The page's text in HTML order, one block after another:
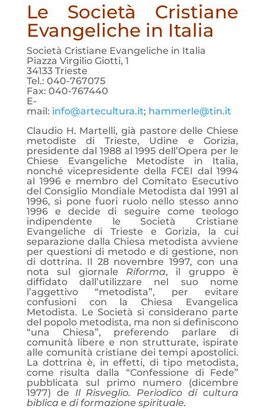
Le Società Cristiane
Evangeliche in Italia
Società Cristiane Evangeliche in Italia
Piazza Virgilio Giotti, 1
34133 Trieste
Tel.: 040-767075
Fax: 040-767440
E-
mail: info@artecultura.it; hammerle@tin.it
Claudio H. Martelli, già pastore delle Chiese
metodiste di Trieste, Udine e Gorizia,
presidente dal 1988 al 1995 dell’Opera per le
Chiese Evangeliche Metodiste in Italia,
nonché vicepresidente della FCEI dal 1994
al 1996 e membro del Comitato Esecutivo
del Consiglio Mondiale Metodista dal 1991 al
1996, si pone fuori ruolo nello stesso anno
1996 e decide di seguire come teologo
indipendente le Società Cristiane
Evangeliche di Trieste e Gorizia, la cui
separazione dalla Chiesa metodista avviene
per questioni di metodo e di gestione, non
di dottrina. Il 28 novembre 1997, con una
nota sul giornale Riforma, il gruppo è
diffidato dall’utilizzare nel suo nome
l’aggettivo “metodista”, per evitare
confusioni con la Chiesa Evangelica
Metodista. Le Società si considerano parte
del popolo metodista, ma non si definiscono
“una Chiesa”, preferendo parlare di
comunità libere e non strutturate, ispirate
alle comunità cristiane dei tempi apostolici.
La dottrina è, in effetti, di tipo metodista,
come risulta dalla “Confessione di Fede”
pubblicata sul primo numero (dicembre
1977) de Il Risveglio. Periodico di cultura
biblica e di formazione spirituale.